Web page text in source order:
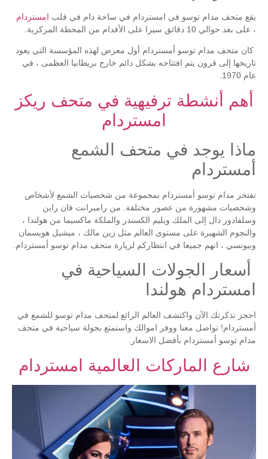
يقع متحف مدام توسو في امستردام في ساحة دام في قلب امستردام
، على بعد حوالي 10 دقائق سيرا على الأقدام من المحطة المركزية.
كان متحف مدام توسو أمستردام أول معرض لهذه المؤسسة التي يعود
تاريخها إلى قرون يتم افتتاحه بشكل دائم خارج بريطانيا العظمى ، في
عام 1970.
أهم أنشطة ترفيهية في متحف ريكز
امستردام
ماذا يوجد في متحف الشمع
أمستردام
تفتخر مدام توسو أمستردام بمجموعة من شخصيات الشمع لأشخاص
وشخصيات مشهورة من عصور مختلفة. من رامبرانت فان راين
وسلفادور دال إلى الملك ويليم الكسندر والملكة ماكسيما من هولندا ،
والنجوم الشهيرة على مستوى العالم مثل زين مالك ، ميشيل هويسمان
وبيونسي ، انهم جميعا في انتظاركم لزيارة متحف مدام توسو أمستردام.
أسعار الجولات السياحية في
امستردام هولندا
احجز تذكرتك الآن واكتشف العالم الرائع لمتحف مدام توسو للشمع في
أمستردام! تواصل معنا ووفر اموالك واستمتع بجولة سياحية في متحف
مدام توسو أمستردام بأفضل الاسعار.
شارع الماركات العالمية امستردام